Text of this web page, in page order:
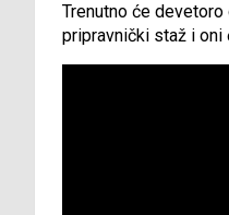
Trenutno će
pripravnički staž i oni